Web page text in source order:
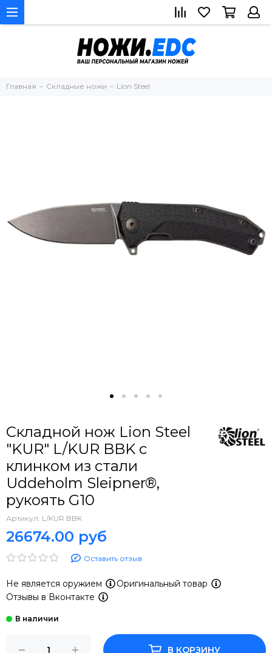
Главная Складные ножи Lion Steel
Складной нож Lion Steel
"KUR" L/KUR BBK c
клинком из стали
Uddeholm Sleipner®,
рукоять G10
Артикул: L/KUR BBK
26674.00 руб
Оставить отзыв
Не является оружием
Оригинальный товар
Отзывы в Вконтакте
В КОРЗИНУ